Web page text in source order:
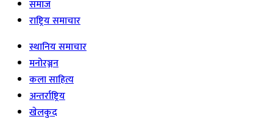
समाज
राष्ट्रिय समाचार
स्थानिय समाचार
मनोरञ्जन
कला साहित्य
अन्तर्राष्ट्रिय
खेलकुद